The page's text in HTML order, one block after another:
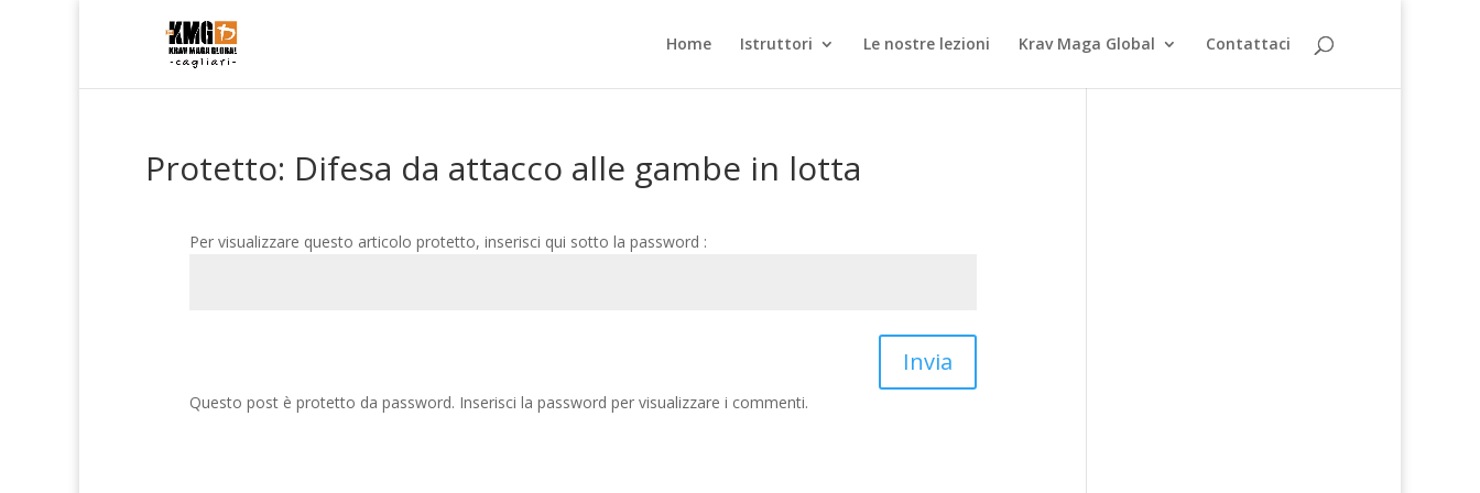
Home Istruttori Le nostre lezioni Krav Maga Global Contattaci
Protetto: Difesa da attacco alle gambe in lotta
Per visualizzare questo articolo protetto, inserisci qui sotto la password :
Invia
Questo post è protetto da password. Inserisci la password per visualizzare i commenti.